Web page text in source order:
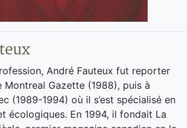
André Fauteux fut reporter
Montreal Gazette (1988), puis à
(1989-1994) où il s’est spécialisé en
écologiques. En 1994, il fondait La